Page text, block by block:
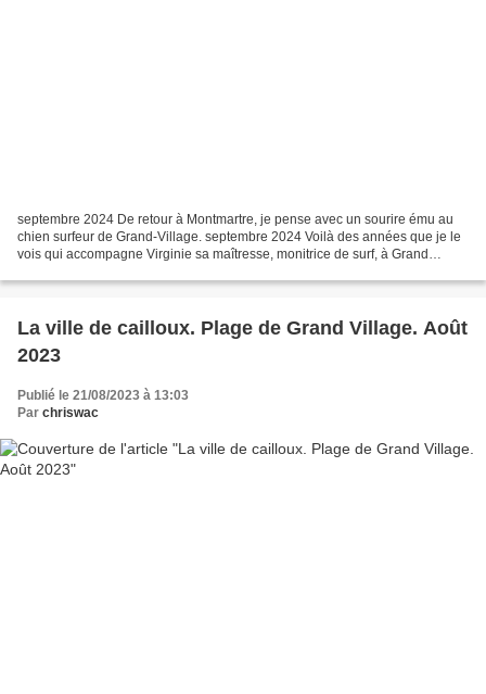
septembre 2024 De retour à Montmartre, je pense avec un sourire ému au
chien surfeur de Grand-Village. septembre 2024 Voilà des années que je le
vois qui accompagne Virginie sa maîtresse, monitrice de surf, à Grand
La ville de cailloux. Plage de Grand Village. Août
2023
Publié le 21/08/2023 à 13:03
Par chriswac